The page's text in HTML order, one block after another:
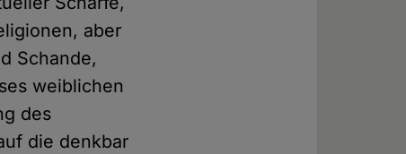
aber
Schande,
weiblichen
des
die denkbar